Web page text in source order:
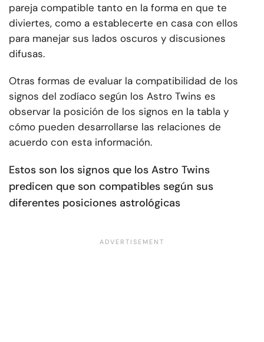
pareja compatible tanto en la forma en que te
diviertes, como a establecerte en casa con ellos
para manejar sus lados oscuros y discusiones
difusas.
Otras formas de evaluar la compatibilidad de los
signos del zodíaco según los Astro Twins es
observar la posición de los signos en la tabla y
cómo pueden desarrollarse las relaciones de
acuerdo con esta información.
Estos son los signos que los Astro Twins
predicen que son compatibles según sus
diferentes posiciones astrológicas